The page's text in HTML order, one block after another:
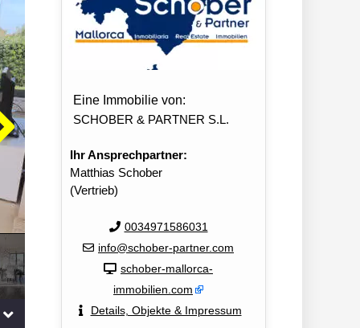
Eine Immobilie von:
SCHOBER & PARTNER S.L.
Ihr Ansprechpartner:
Matthias Schober
(Vertrieb)
0034971586031
info@schober-partner.com
schober-mallorca-
immobilien.com
Details, Objekte & Impressum